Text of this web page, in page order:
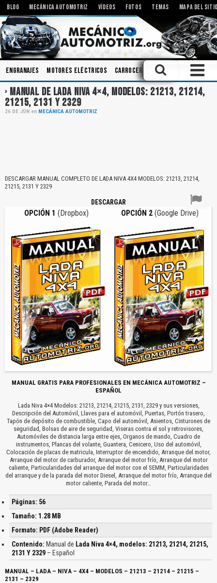
BLOG MECÁNICA AUTOMOTRIZ VÍDEOS FOTOS TEMAS MAPA DEL
Engranajes Motores Eléctricos Carrocerias Rodamientos
MANUAL DE LADA NIVA 4×4, MODELOS: 21213, 21214,
21215, 2131 Y 2329
26 DE JUN en MECÁNICA AUTOMOTRIZ
DESCARGAR MANUAL COMPLETO DE LADA NIVA 4X4 MODELOS: 21213, 21214,
21215, 2131 Y 2329
DESCARGAR
OPCIÓN 1 (Dropbox) OPCIÓN 2 (Google Drive)
MANUAL GRATIS PARA PROFESIONALES EN MECÁNICA AUTOMOTRIZ –
ESPAÑOL
Lada Niva 4×4 Modelos: 21213, 21214, 21215, 2131, 2329 y sus versiones,
Descripción del Automóvil, Llaves para el automóvil, Puertas, Portón trasero,
Tapón de depósito de combustible, Capo del automóvil, Asientos, Cinturones de
seguridad, Bolsas de aire de seguridad, Viseras contra el sol y retrovisores,
Automóviles de distancia larga entre ejes, Organos de mando, Cuadro de
instrumentos, Plancas del volante, Guantera, Cenicero, Uso del automóvil,
Colocación de placas de matricula, Interruptor de encendido, Arranque del motor,
Arranque del motor de carburador, Arranque del motor frío, Arranque del motor
caliente, Particularidades del arranque del motor con el SEMM, Particularidades
del arranque y de la parada del motor Diesel, Arranque del motor frío, Arranque del
motor caliente, Parada del motor…
Páginas: 56
Tamaño: 1.28 MB
Formato: PDF (Adobe Reader)
Contenido: Manual de Lada Niva 4×4, modelos: 21213, 21214, 21215,
2131 Y 2329– Español
MANUAL – LADA – NIVA – 4X4 – MODELOS – 21213 – 21214 – 21215 –
2131 – 2329